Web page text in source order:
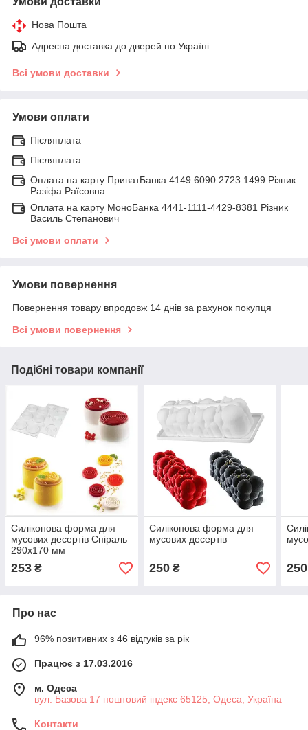
Нова Пошта
Адресна доставка до дверей по Україні
Всі умови доставки
Умови оплати
Післяплата
Післяплата
Оплата на карту ПриватБанка 4149 6090 2723 1499 Різник
Разіфа Раїсовна
Оплата на карту МоноБанка 4441-1111-4429-8381 Різник
Василь Степанович
Всі умови оплати
Умови повернення
Повернення товару впродовж 14 днів за рахунок покупця
Всі умови повернення
Подібні товари компанії
Силіконова форма для
мусових десертів Спіраль
290х170 мм
253 ₴
Силіконова форма для
мусових десертів
250₴ 250
Про нас
96% позитивних з 46 відгуків за рік
Працює з 17.03.2016
м. Одеса
вул. Базова 17 поштовий індекс 65125, Одеса, Україна
Контакти